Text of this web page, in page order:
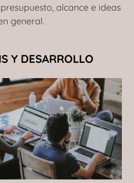
alcance e ideas
general.
Y DESARROLLO